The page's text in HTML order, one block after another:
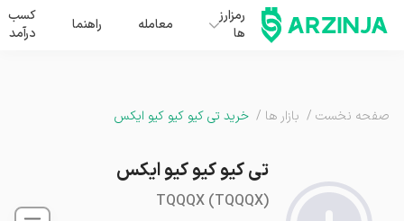
رمزارز
ها
معامله راهنما
کسب
درآمد
صفحه نخست / بازار ها / خرید تی کیو کیو کیو ایکس
تی کیو کیو کیو ایکس
TQQQX(TQQQX)